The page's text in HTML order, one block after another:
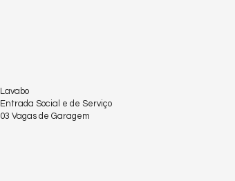
Lavabo
Entrada Social e de Serviço
03 Vagas de Garagem